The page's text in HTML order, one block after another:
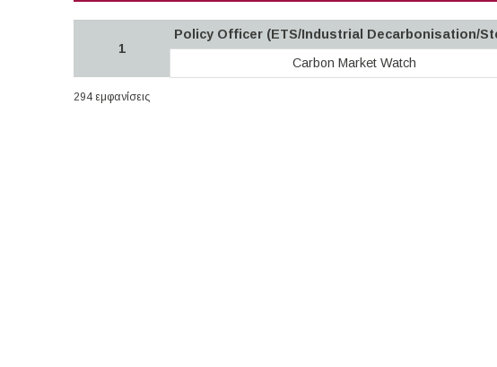
1
Policy Officer (ETS/Industrial Decarbonisation/
Carbon Market Watch
294 εμφανίσεις